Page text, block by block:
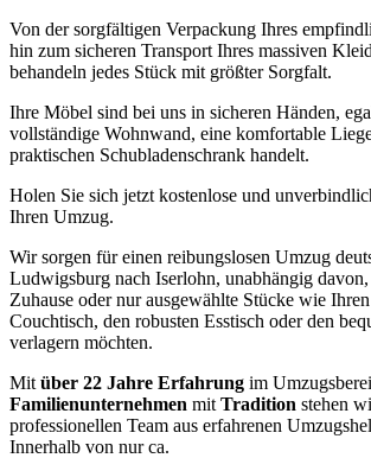
Von der sorgfältigen Verpackung Ihres
hin zum sicheren Transport Ihres massiven
behandeln jedes Stück mit größter Sorgfalt.
Ihre Möbel sind bei uns in sicheren Händen,
vollständige Wohnwand, eine komfortable
praktischen Schubladenschrank handelt.
Holen Sie sich jetzt kostenlose und
Ihren Umzug.
Wir sorgen für einen reibungslosen Umzug
Ludwigsburg nach Iserlohn, unabhängig
Zuhause oder nur ausgewählte Stücke wie
Couchtisch, den robusten Esstisch oder den
verlagern möchten.
Mit über 22 Jahre Erfahrung im
Familienunternehmen mit Tradition stehen
professionellen Team aus erfahrenen
Innerhalb von nur ca.